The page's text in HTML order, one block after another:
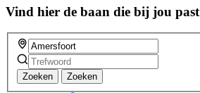
Vind hier de baan die bij jou past
Zoeken Zoeken